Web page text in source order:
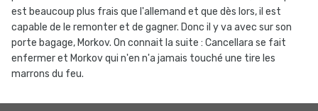
est beaucoup plus frais que l'allemand et que dès lors, il est
capable de le remonter et de gagner. Donc il y va avec sur son
porte bagage, Morkov. On connait la suite : Cancellara se fait
enfermer et Morkov qui n'en n'a jamais touché une tire les
marrons du feu.